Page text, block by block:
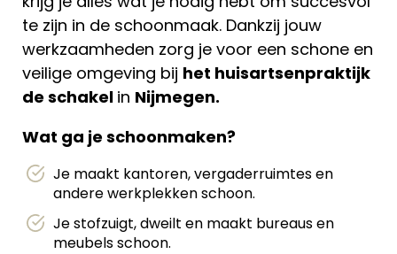
te zijn in de schoonmaak. Dankzij jouw
werkzaamheden zorg je voor een schone en
veilige omgeving bij het huisartsenpraktijk
de schakel in Nijmegen.
Wat ga je schoonmaken?
Je maakt kantoren, vergaderruimtes en
andere werkplekken schoon.
Je stofzuigt, dweilt en maakt bureaus en
meubels schoon.